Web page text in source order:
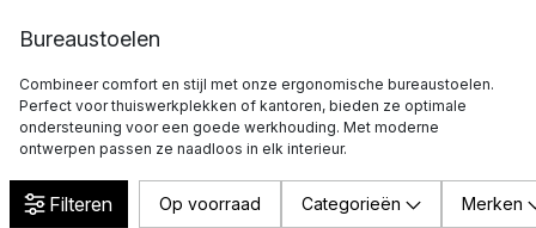
Bureaustoelen
Combineer comfort en stijl met onze ergonomische bureaustoelen.
Perfect voor thuiswerkplekken of kantoren, bieden ze optimale
ondersteuning voor een goede werkhouding. Met moderne
ontwerpen passen ze naadloos in elk interieur.
Filteren Op voorraad Categorieën Merken